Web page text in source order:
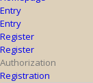
Entry
Entry
Register
Register
Authorization
Registration